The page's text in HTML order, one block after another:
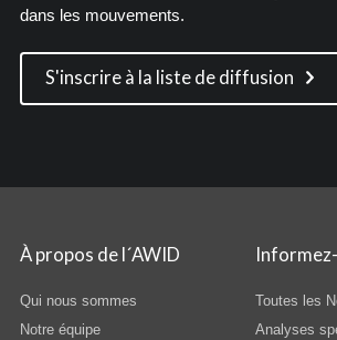
dans les mouvements.
S'inscrire à la liste de diffusion
À propos de l´AWID
Qui nous sommes
Notre équipe
Toutes les
Analyses